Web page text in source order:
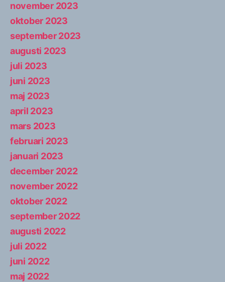
november 2023
oktober 2023
september 2023
augusti 2023
juli 2023
juni 2023
maj 2023
april 2023
mars 2023
februari 2023
januari 2023
december 2022
november 2022
oktober 2022
september 2022
augusti 2022
juli 2022
juni 2022
maj 2022